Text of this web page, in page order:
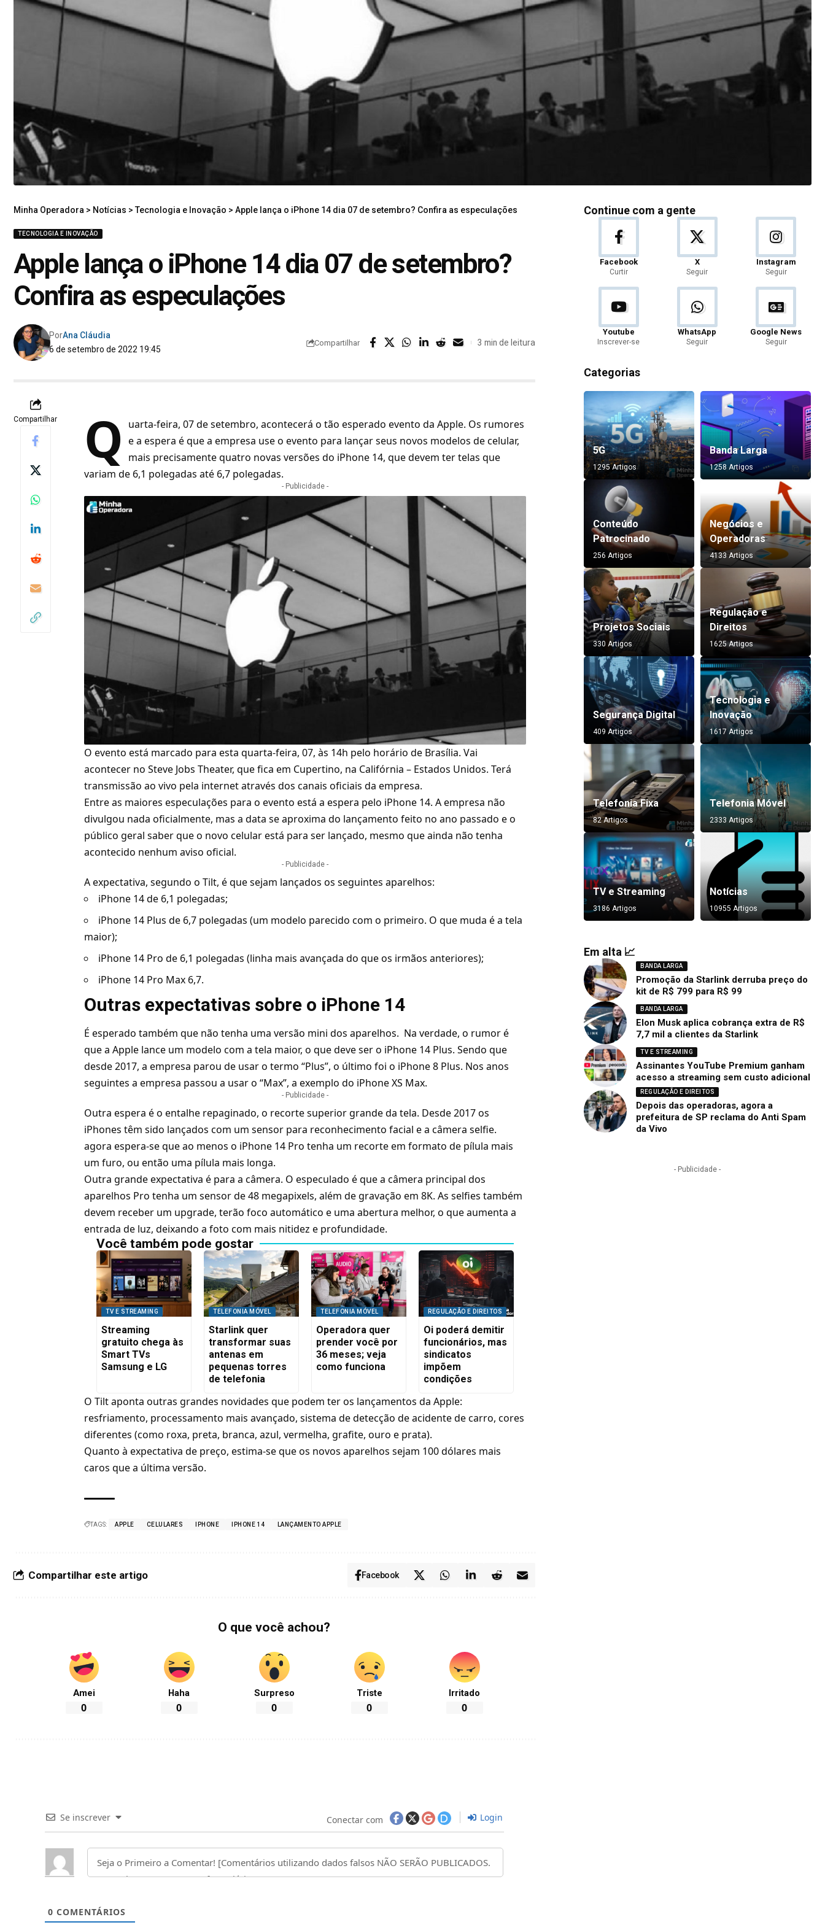
Minha Operadora > Notícias > Tecnologia e Inovação > Apple lança o iPhone 14 dia 07 de setembro? Confira as especulações
TECNOLOGIA E INOVAÇÃO
Apple lança o iPhone 14 dia 07 de setembro?
Confira as especulações
6 de setembro de 2022 19:45
PorAna Cláudia
Compartilhar 3 min de leitura
Compartilhar Q uarta-feira, 07 desetembro, acontecerá o tão esperado evento daApple. Os rumores
e a espera é que a empresa use o evento para lançar seus novos modelos de celular,
mais precisamente quatro novas versões do iPhone 14, que devem ter telas que
variam de 6,1 polegadas até 6,7 polegadas.
- Publicidade -
O evento está marcado para esta quarta-feira, 07, às 14h pelo horário de Brasília. Vai
acontecer no Steve Jobs Theater, que fica em Cupertino, na Califórnia – Estados Unidos. Terá
transmissão ao vivo pela internet através dos canais oficiais da empresa.
Entre as maiores especulações para o evento está a espera pelo iPhone 14. A empresa não
divulgou nada oficialmente, mas a data se aproxima do lançamento feito no ano passado e o
público geral saber que o novo celular está para ser lançado, mesmo que ainda não tenha
acontecido nenhum aviso oficial.
- Publicidade -
A expectativa, segundo o Tilt, é que sejam lançados os seguintes aparelhos:
iPhone 14 de 6,1 polegadas;
iPhone 14 Plus de 6,7 polegadas (um modelo parecido com o primeiro. O que muda é a tela
maior);
iPhone 14 Pro de 6,1 polegadas (linha mais avançada do que os irmãos anteriores);
iPhone 14 Pro Max 6,7.
Outras expectativas sobre o iPhone 14
É esperado também que não tenha uma versão mini dos aparelhos. Na verdade, o rumor é
que a Apple lance um modelo com a tela maior, o que deve ser o iPhone 14 Plus. Sendo que
desde 2017, a empresa parou de usar o termo “Plus”, o último foi o iPhone 8 Plus. Nos anos
seguintes a empresa passou a usar o “Max”, a exemplo do iPhone XS Max.
- Publicidade -
Outra espera é o entalhe repaginado, o recorte superior grande da tela. Desde 2017 os
iPhones têm sido lançados com um sensor para reconhecimento facial e a câmera selfie.
agora espera-se que ao menos o iPhone 14 Pro tenha um recorte em formato de pílula mais
um furo, ou então uma pílula mais longa.
Outra grande expectativa é para a câmera. O especulado é que a câmera principal dos
aparelhos Pro tenha um sensor de 48 megapixels, além de gravação em 8K. As selfies também
devem receber um upgrade, terão foco automático e uma abertura melhor, o que aumenta a
entrada de luz, deixando a foto com mais nitidez e profundidade.
Você também pode gostar
TV E STREAMING
Streaming
gratuito chega às
Smart TVs
Samsung e LG
TELEFONIA MÓVEL
Starlink quer
transformar suas
antenas em
pequenas torres
de telefonia
TELEFONIA MÓVEL
Operadora quer
prender você por
36 meses; veja
como funciona
REGULAÇÃO E DIREITOS
Oi poderá demitir
funcionários, mas
sindicatos
impõem
condições
O Tilt aponta outras grandes novidades que podem ter os lançamentos da Apple:
resfriamento, processamento mais avançado, sistema de detecção de acidente de carro, cores
diferentes (como roxa, preta, branca, azul, vermelha, grafite, ouro e prata).
Quanto à expectativa de preço, estima-se que os novos aparelhos sejam 100 dólares mais
caros que a última versão.
TAGS: APPLE CELULARES IPHONE IPHONE 14 LANÇAMENTO APPLE
Compartilhar este artigo Facebook
O que você achou?
Amei
0
Haha
0
Surpreso
0
Triste
0
Irritado
0
Se inscrever Conectar com Login
0 COMENTÁRIOS
Continue com a gente
Facebook
Curtir
X
Seguir
Instagram
Seguir
Youtube
Inscrever-se
WhatsApp
Seguir
Google News
Seguir
Categorias
5G
1295 Artigos
Banda Larga
1258 Artigos
Conteúdo
Patrocinado
256 Artigos
Negócios e
Operadoras
4133 Artigos
Projetos Sociais
330 Artigos
Regulação e
Direitos
1625 Artigos
Segurança Digital
409 Artigos
Tecnologia e
Inovação
1617 Artigos
Telefonia Fixa
82 Artigos
Telefonia Móvel
2333 Artigos
TV e Streaming
3186 Artigos
Notícias
10955 Artigos
Em alta 📈
BANDA LARGA
Promoção da Starlink derruba preço do
kit de R$ 799 para R$ 99
BANDA LARGA
Elon Musk aplica cobrança extra de R$
7,7 mil a clientes da Starlink
TV E STREAMING
Assinantes YouTube Premium ganham
acesso a streaming sem custo adicional
REGULAÇÃO E DIREITOS
Depois das operadoras, agora a
prefeitura de SP reclama do Anti Spam
da Vivo
- Publicidade -